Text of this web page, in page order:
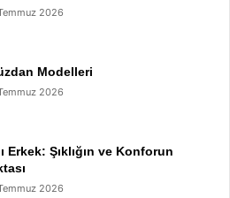
2026
Modelleri
2026
Erkek: Şıklığın ve Konforun
2026